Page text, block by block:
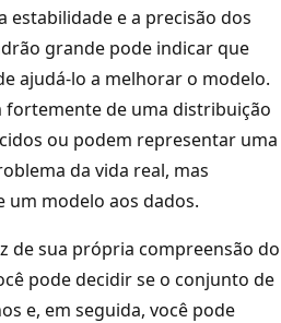
estabilidade e a precisão dos
grande pode indicar que
ajudá-lo a melhorar o modelo.
fortemente de uma distribuição
ou podem representar uma
da vida real, mas
um modelo aos dados.
de sua própria compreensão do
pode decidir se o conjunto de
e, em seguida, você pode